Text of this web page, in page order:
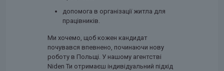
допомога в організації житла для
працівників.
Ми хочемо, щоб кожен кандидат
почувався впевнено, починаючи нову
роботу в Польщі. У нашому агентстві
Niden Ти отримаєш індивідуальний підхід